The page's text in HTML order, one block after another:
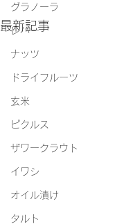
グラノーラ
レバー
ナッツ
ドライフルーツ
玄米
ピクルス
ザワークラウト
イワシ
オイル漬け
タルト
最新記事